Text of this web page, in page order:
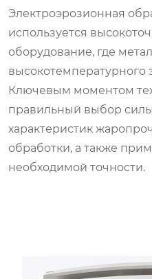
Электроэрозионная
используется
оборудование, где
высокотемпературного
Ключевым моментом
правильный выбор силы
характеристик
обработки, а также
необходимой точности.